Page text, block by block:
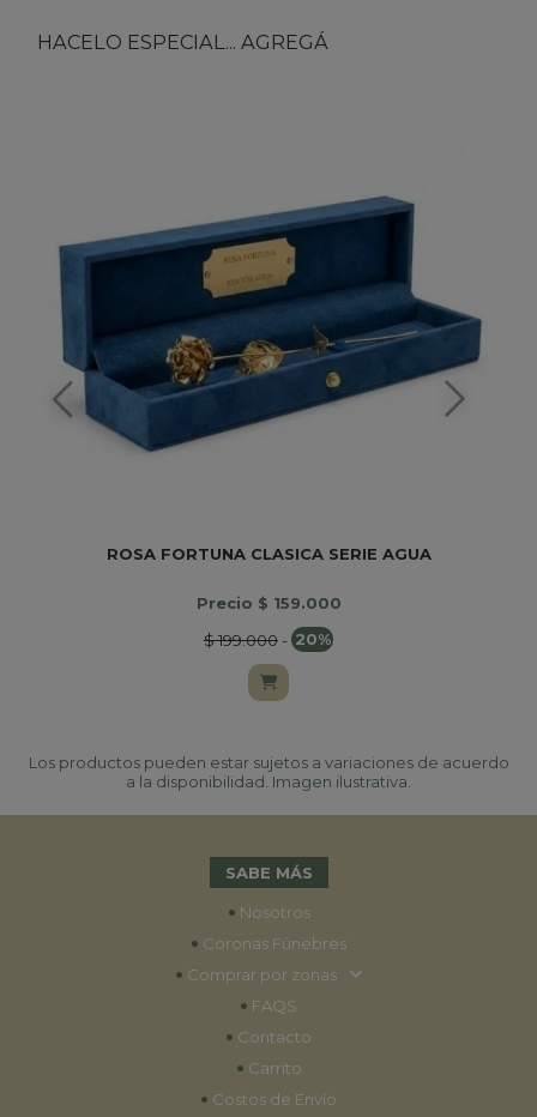
HACELO ESPECIAL... AGREGÁ
ROSA FORTUNA CLASICA SERIE AGUA
Precio $ 159.000
$ 199.000- 20%
Los productos pueden estar sujetos a variaciones de acuerdo
a la disponibilidad. Imagen ilustrativa.
SABE MÁS
• Nosotros
• Coronas Fúnebres
• Comprar por zonas
• FAQS
• Contacto
• Carrito
• Costos de Envío